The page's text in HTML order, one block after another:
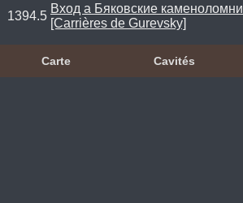
1394.5
Bход а Бяковские каменоломни
[Carrières de Gurevsky]
Carte Cavités